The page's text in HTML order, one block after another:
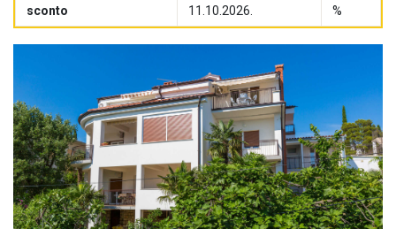
sconto
11.10.2026.
%